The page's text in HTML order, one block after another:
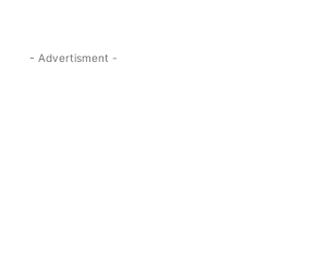
- Advertisment -